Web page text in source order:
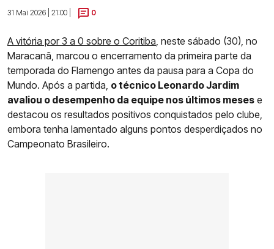
31 Mai 2026 | 21:00 |
0
A vitória por 3 a 0 sobre o Coritiba , neste sábado (30), no
Maracanã, marcou o encerramento da primeira parte da
temporada do Flamengo antes da pausa para a Copa do
Mundo. Após a partida, o técnico Leonardo Jardim
avaliou o desempenho da equipe nos últimos meses e
destacou os resultados positivos conquistados pelo clube,
embora tenha lamentado alguns pontos desperdiçados no
Campeonato Brasileiro.